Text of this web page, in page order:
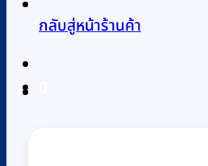
กลับสู่หน้าร้านค้า